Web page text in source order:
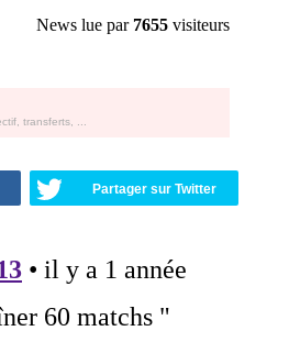
News lue par 7655 visiteurs
transferts, ...
Partager sur Twitter